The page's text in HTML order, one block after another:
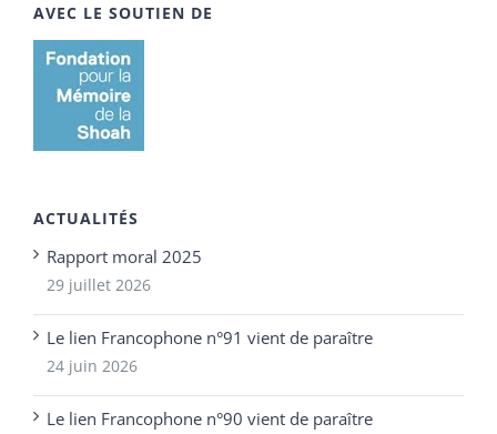
AVEC LE SOUTIEN DE
ACTUALITÉS
Rapport moral 2025
29 juillet 2026
Le lien Francophone n°91 vient de paraître
24 juin 2026
Le lien Francophone n°90 vient de paraître